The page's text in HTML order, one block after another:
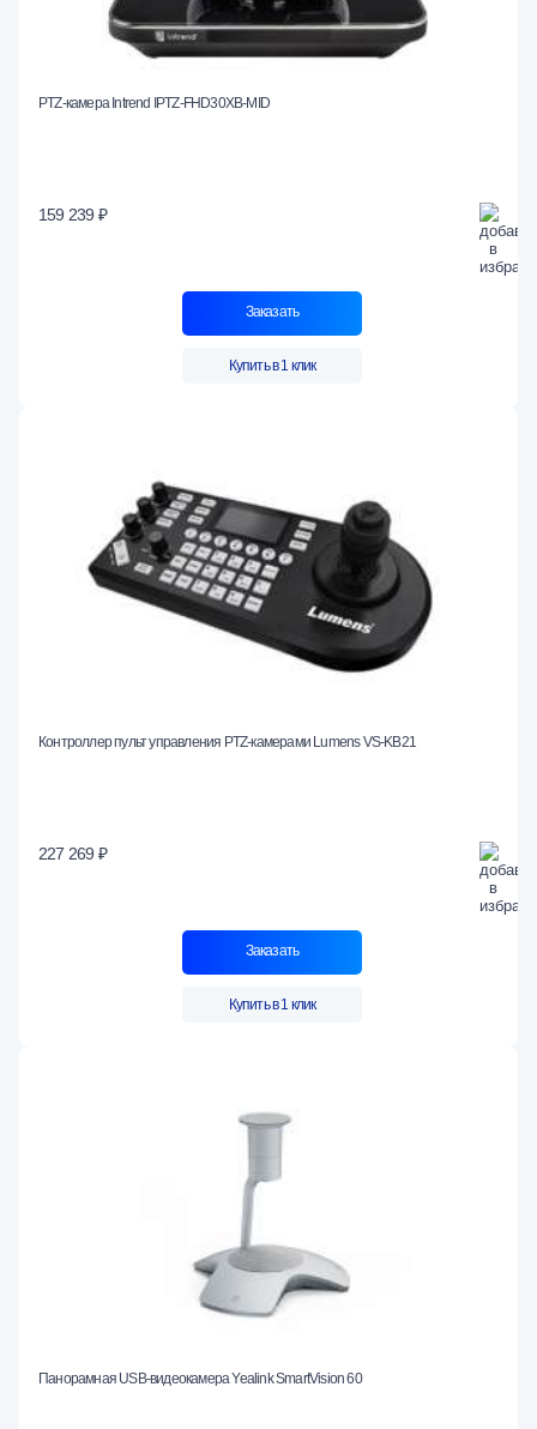
PTZ-камера Intrend IPTZ-FHD30XB-MID
159 239 ₽
Заказать
Купить в 1 клик
Контроллер пульт управления PTZ-камерами Lumens VS-KB21
227 269 ₽
Заказать
Купить в 1 клик
Панорамная USB-видеокамера Yealink SmartVision 60